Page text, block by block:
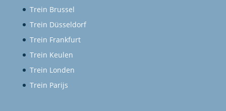
Trein Brussel
Trein Düsseldorf
Trein Frankfurt
Trein Keulen
Trein Londen
Trein Parijs